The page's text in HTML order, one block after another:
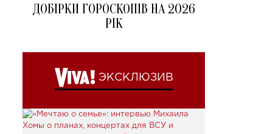
ДОБІРКИ ГОРОСКОПІВ НА 2026
РІК
ЭКСКЛЮЗИВ